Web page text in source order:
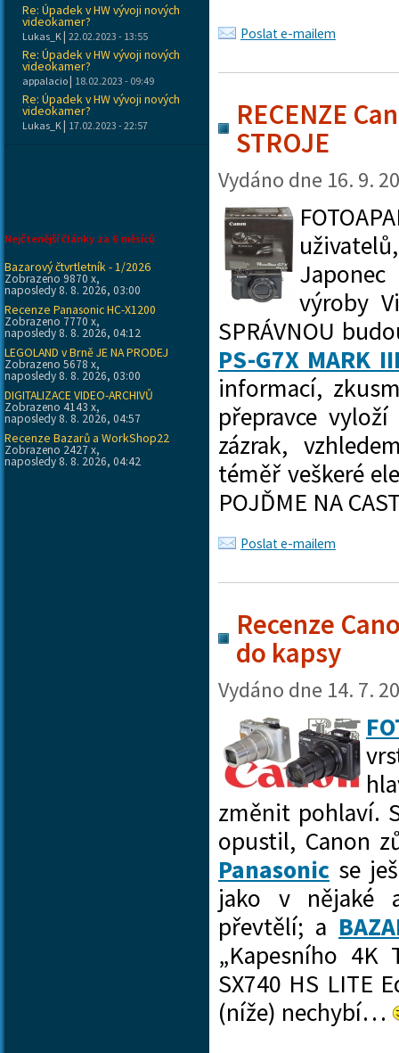
Poslat e-mailem
RECENZE
STROJE
Vydáno dne 16. 9.
výroby
SPRÁVNOU
PS-G7X MARK
informací,
přepravce
zázrak,
téměř veškeré
POJĎME NA
Poslat e-mailem
Recenze
do kapsy
Vydáno dne 14. 7.
změnit pohlaví.
opustil, Canon
Panasonic se
jako v nějaké
převtělí; a
„Kapesního 4K
SX740 HS LITE
(níže) nechybí…
Re: Úpadek v HW vývoji nových
videokamer?
Lukas_K | 22.02.2023 - 13:55
Re: Úpadek v HW vývoji nových
videokamer?
appalacio| 18.02.2023 - 09:49
Re: Úpadek v HW vývoji nových
videokamer?
Lukas_K | 17.02.2023 - 22:57
Nejčtenější články za 6 měsíců
Bazarový čtvrtletník - 1/2026
Zobrazeno 9870 x,
naposledy 8. 8. 2026, 03:00
Recenze Panasonic HC-X1200
Zobrazeno 7770 x,
naposledy 8. 8. 2026, 04:12
LEGOLAND v Brně JE NA PRODEJ
Zobrazeno 5678 x,
naposledy 8. 8. 2026, 03:00
DIGITALIZACE VIDEO-ARCHIVŮ
Zobrazeno 4143 x,
naposledy 8. 8. 2026, 04:57
Recenze Bazarů a WorkShop22
Zobrazeno 2427 x,
naposledy 8. 8. 2026, 04:42